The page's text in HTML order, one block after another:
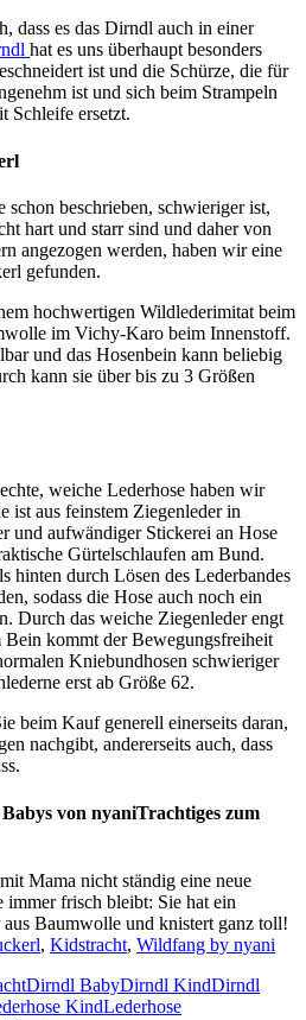
dass es das Dirndl auch in einer
hat es uns überhaupt besonders
ist und die Schürze, die für
ist und sich beim Strampeln
Schleife ersetzt.
schon beschrieben, schwieriger ist,
hart und starr sind und daher von
angezogen werden, haben wir eine
gefunden.
hochwertigen Wildlederimitat beim
im Vichy-Karo beim Innenstoff.
und das Hosenbein kann beliebig
kann sie über bis zu 3 Größen
weiche Lederhose haben wir
ist aus feinstem Ziegenleder in
und aufwändiger Stickerei an Hose
Gürtelschlaufen am Bund.
hinten durch Lösen des Lederbandes
sodass die Hose auch noch ein
Durch das weiche Ziegenleder engt
Bein kommt der Bewegungsfreiheit
Kniebundhosen schwieriger
erst ab Größe 62.
beim Kauf generell einerseits daran,
nachgibt, andererseits auch, dass
Trachtiges zum
Mama nicht ständig eine neue
immer frisch bleibt: Sie hat ein
aus Baumwolle und knistert ganz toll!
, Kidstracht, Wildfang by nyani
Dirndl BabyDirndl KindDirndl
KindLederhose